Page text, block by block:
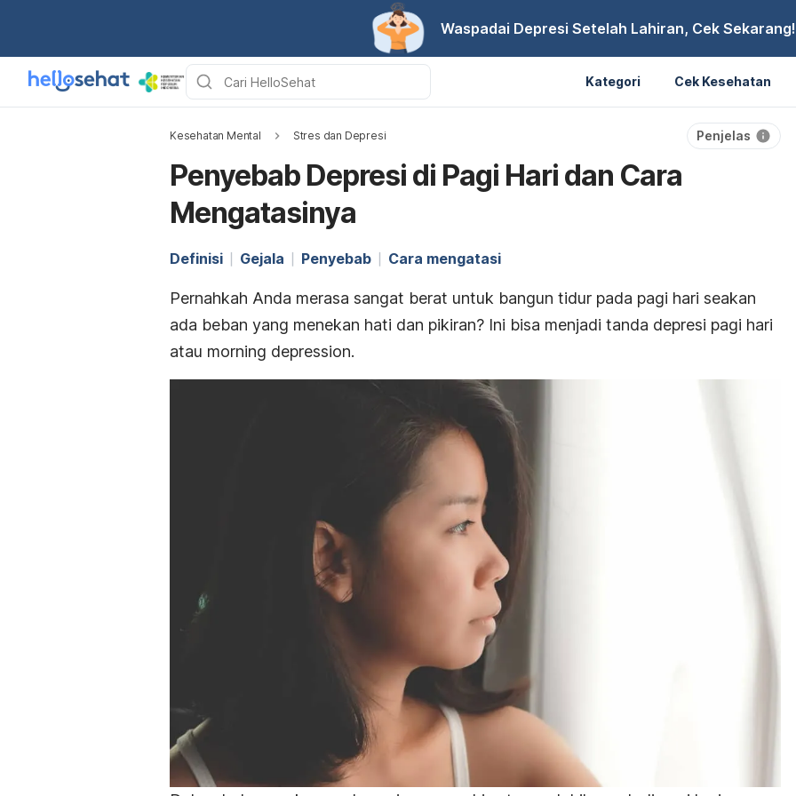
Waspadai Depresi Setelah Lahiran, Cek Sekarang!
Kategori Cek Kesehatan
Kesehatan Mental Stres dan Depresi Penjelas
Penyebab Depresi di Pagi Hari dan Cara
Mengatasinya
Definisi Gejala Penyebab Cara mengatasi
Pernahkah Anda merasa sangat berat untuk bangun tidur pada pagi hari seakan
ada beban yang menekan hati dan pikiran? Ini bisa menjadi tanda depresi pagi hari
atau morning depression.